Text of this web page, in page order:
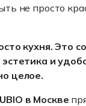
не просто
кухня. Это
и
целое.
в Москве